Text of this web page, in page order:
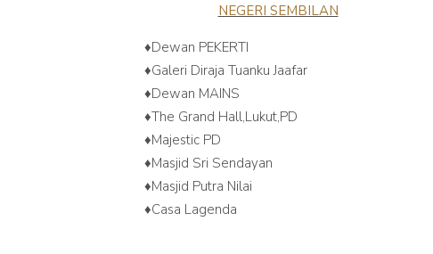
NEGERI SEMBILAN
♦️Dewan PEKERTI
♦️Galeri Diraja Tuanku Jaafar
♦️Dewan MAINS
♦️The Grand Hall,Lukut,PD
♦️Majestic PD
♦️Masjid Sri Sendayan
♦️Masjid Putra Nilai
♦️Casa Lagenda